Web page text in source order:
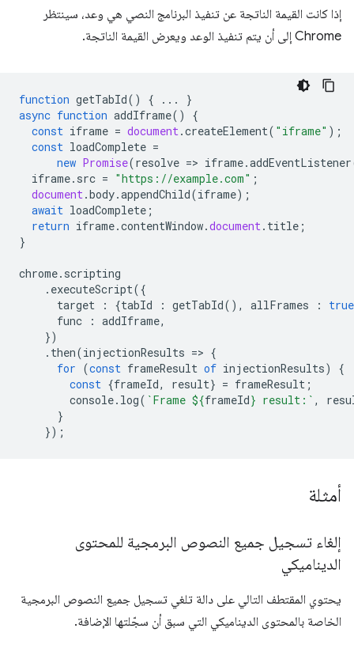
إذا كانت القيمة الناتجة عن تنفيذ البرنامج النصي هي وعد، سينتظر
Chrome إلى أن يتم تنفيذ الوعد ويعرض القيمة الناتجة.
function getTabId() { ...
}
async function addIframe()
{
const iframe = document.createElement( "iframe" );
const loadComplete =
new Promise(resolve => iframe.addEventListener
iframe. src = "https://example.com" ;
document.body.appendChild(iframe);
await loadComplete ;
return iframe.contentWindow.document. title ;
}
chrome. scripting
. executeScript({
target
: {tabId : getTabId(), allFrames :
true
func
: addIframe,
})
. then(injectionResults => {
for (const frameResult of injectionResults)
{
const {frameId, result} = frameResult ;
console. log( `Frame ${frameId} result:` ,
}
});
أمثلة
إلغاء تسجيل جميع النصوص البرمجية للمحتوى
الديناميكي
يحتوي المقتطف التالي على دالة تلغي تسجيل جميع النصوص البرمجية
الخاصة بالمحتوى الديناميكي التي سبق أن سجّلتها الإضافة.